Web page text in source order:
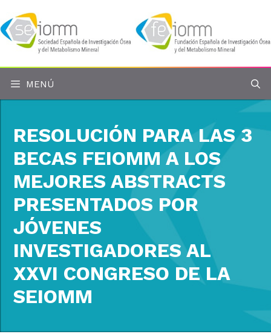
al
contenido
MENÚ
RESOLUCIÓN PARA LAS 3
BECAS FEIOMM A LOS
MEJORES ABSTRACTS
PRESENTADOS POR
JÓVENES
INVESTIGADORES AL
XXVI CONGRESO DE LA
SEIOMM